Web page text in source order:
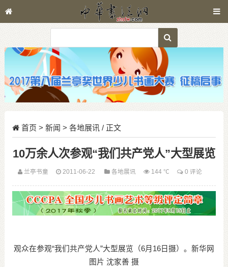
首页 > 新闻 > 各地展讯 / 正文
10万余人次参观“我们共产党人”大型展览
兰亭书童 2011-06-22 各地展讯 144 ℃ 0 评论
观众在参观“我们共产党人”大型展览（6月16日摄）。新华网
图片 沈家善 摄